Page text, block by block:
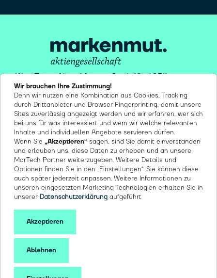
Winx Tower, Neue Mainzer Str. 6-10 . 60311
Frankfurt/M
Lindenallee 24 . 50968 Köln
Herzogenbuscher Straße 10 . 54292 Trier
© 2026 markenmut AG
CO2 Neutral seit 2019
Barrierefreiheit
Datenschutz
Credential DE
Credential EN
Wir brauchen Ihre Zustimmung!
Denn wir nutzen eine Kombination aus Cookies, Tracking
durch Drittanbieter und Browser Fingerprinting, damit unsere
Sites zuverlässig angezeigt werden und wir erfahren, wer sich
bei uns für was interessiert und wem wir welche relevanten
Inhalte und individuellen Angebote servieren dürfen.
Wenn Sie „Akzeptieren“ sagen, sind Sie damit einverstanden
und erlauben uns, diese Daten zu erheben und an unsere
MarTech Partner weiterzugeben. Weitere Details und
Optionen finden Sie in den „Einstellungen“. Sie können diese
auch später jederzeit anpassen. Weitere Informationen zu
unseren eingesetzten Marketing Technologien erhalten Sie in
unserer Datenschutzerklärung aufgeführt
Akzeptieren
Ablehnen